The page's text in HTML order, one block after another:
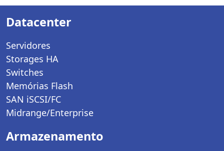
Datacenter
Servidores
Storages HA
Switches
Memórias Flash
SAN iSCSI/FC
Midrange/Enterprise
Armazenamento